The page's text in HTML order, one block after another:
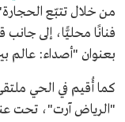
فنانًا محليًّا، إلى
بعنوان "أصداء: عالم
كما أُقيم في الحي